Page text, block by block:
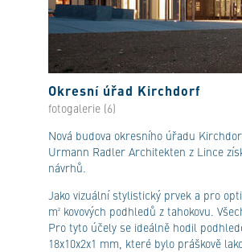
Okresní úřad Kirchdorf
fotogalerie (6)
Nová budova okresního úřadu
Urmann Radler Architekten z Lince
návrhů.
Jako vizuální stylistický prvek a pro
m² kovových podhledů z tahokovu.
Pro tyto účely se ideálně hodil
18x10x2x1 mm, které bylo práškově